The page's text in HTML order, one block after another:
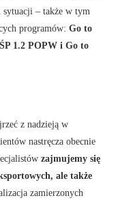
– także w tym
programów:Go to
1.2 POPW i Go to
z nadzieją w
nastręcza obecnie
zajmujemy się
ale także
zamierzonych